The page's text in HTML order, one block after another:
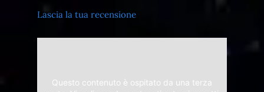
Lascia la tua recensione
Questo contenuto è ospitato da una terza